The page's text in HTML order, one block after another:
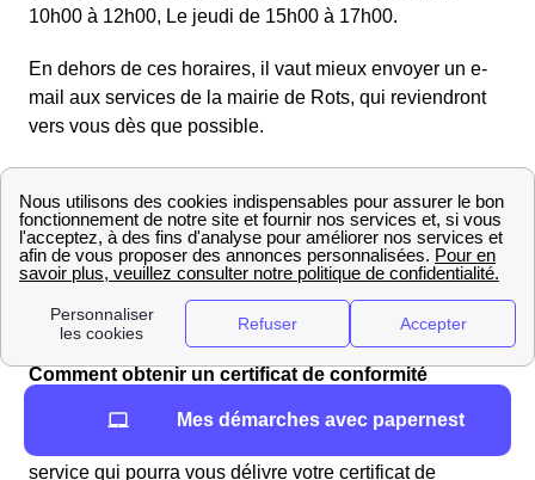
10h00 à 12h00, Le jeudi de 15h00 à 17h00.
En dehors de ces horaires, il vaut mieux envoyer un e-
mail aux services de la mairie de Rots, qui reviendront
vers vous dès que possible.
Rotier ne reçoive que sur rendez-vous. N'hésitez pas à
appeler votre mairie pour vous informer sur les
conditions pour être reçu.
Tous les renseignements sur une maire à proximité de
Rots : .
Comment obtenir un certificat de conformité
service qui pourra vous délivre votre certificat de
Mes démarches avec papernest